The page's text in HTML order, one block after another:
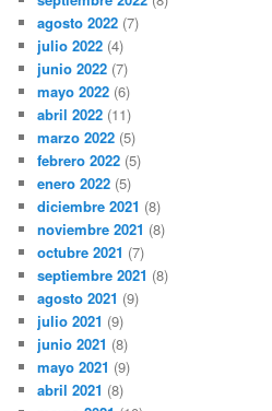
agosto 2022 (7)
julio 2022 (4)
junio 2022 (7)
mayo 2022 (6)
abril 2022 (11)
marzo 2022 (5)
febrero 2022 (5)
enero 2022 (5)
diciembre 2021 (8)
noviembre 2021 (8)
octubre 2021 (7)
septiembre 2021 (8)
agosto 2021 (9)
julio 2021 (9)
junio 2021 (8)
mayo 2021 (9)
abril 2021 (8)